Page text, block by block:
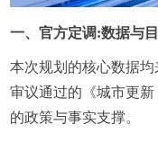
一、官方定调:数据与
本次规划的核心数据
审议通过的《城市更
的政策与事实支撑。